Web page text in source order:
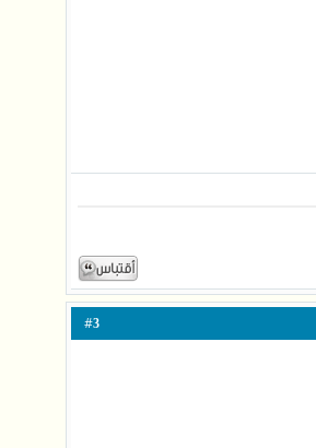
3